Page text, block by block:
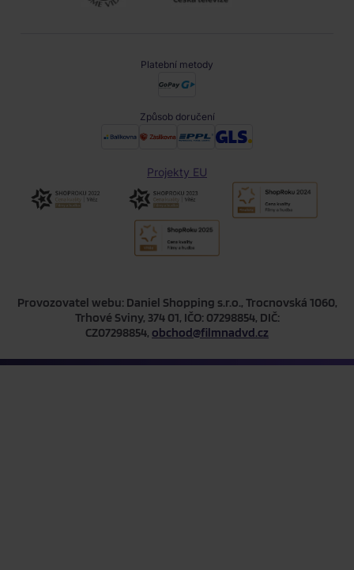
Platební metody
Způsob doručení
Projekty EU
Provozovatel webu: Daniel Shopping s.r.o., Trocnovská 1060,
Trhové Sviny, 374 01, IČO: 07298854, DIČ:
CZ07298854, obchod@filmnadvd.cz